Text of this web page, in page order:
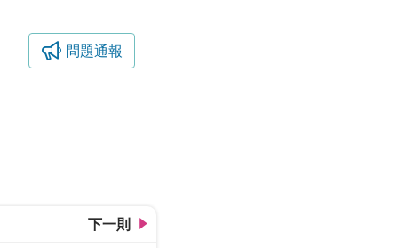
問題通報
下一則